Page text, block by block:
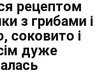
рецептом
з грибами і
соковито і
дуже